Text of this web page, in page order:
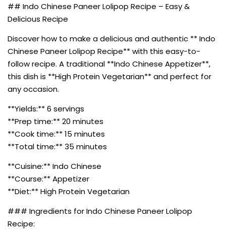
## Indo Chinese Paneer Lolipop Recipe – Easy &
Delicious Recipe
Discover how to make a delicious and authentic ** Indo
Chinese Paneer Lolipop Recipe** with this easy-to-
follow recipe. A traditional **Indo Chinese Appetizer**,
this dish is **High Protein Vegetarian** and perfect for
any occasion.
**Yields:** 6 servings
**Prep time:** 20 minutes
**Cook time:** 15 minutes
**Total time:** 35 minutes
**Cuisine:** Indo Chinese
**Course:** Appetizer
**Diet:** High Protein Vegetarian
### Ingredients for Indo Chinese Paneer Lolipop
Recipe: